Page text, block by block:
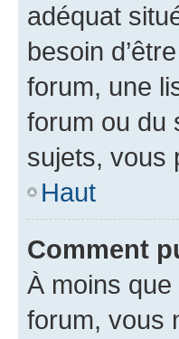
adéquat
besoin
forum, une
forum ou du
sujets, vous
Haut
Comment
À moins
forum, vous